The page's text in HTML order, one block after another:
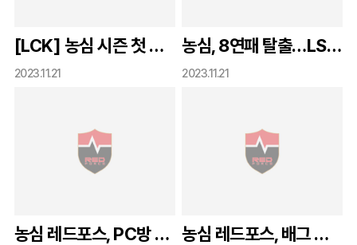
[LCK] 농심 시즌 첫 연승 성공, 광동 꺾고 PO 불씨 남겨
2023.11.21
농심, 8연패 탈출…LSB 잡고 2승째
2023.11.21
농심 레드포스, PC방 프랜차이즈 브랜드 ‘레드포스 PC 아레나’ 공개 농심 레드포스, 배그 모바일 프로대회 'PMPS 2023' 시즌2 우승